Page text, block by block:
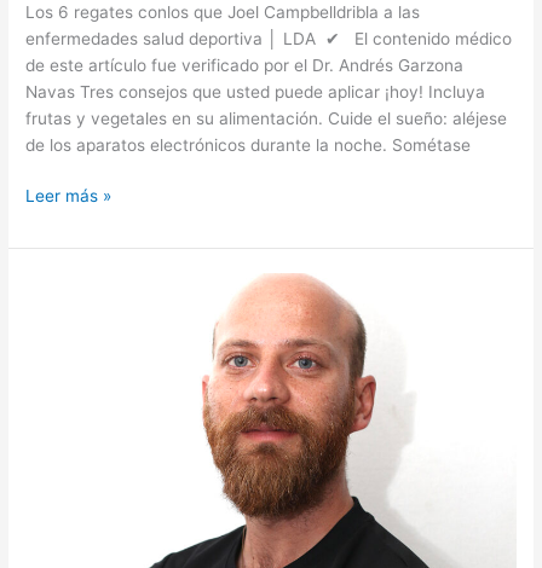
Los 6 regates conlos que Joel Campbelldribla a las
enfermedades salud deportiva │ LDA ✔ El contenido médico
de este artículo fue verificado por el Dr. Andrés Garzona
Navas Tres consejos que usted puede aplicar ¡hoy! Incluya
frutas y vegetales en su alimentación. Cuide el sueño: aléjese
de los aparatos electrónicos durante la noche. Sométase
Leer más »